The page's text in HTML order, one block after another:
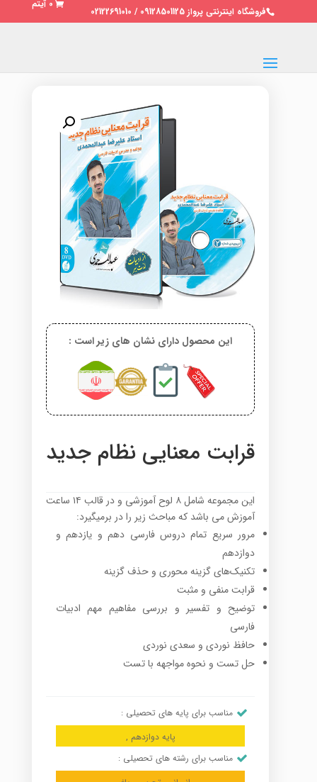
فروشگاه اینترنتی پرواز 09128501125 / 02122691010
0 آیتم
این محصول دارای نشان های زیر است :
قرابت معنایی نظام جدید
این مجموعه شامل ۸ لوح آموزشی و در قالب ۱۴ ساعت
آموزش می باشد که مباحث زیر را در برمیگیرد:
مرور سریع تمام دروس فارسی دهم و یازدهم و
دوازدهم
تکنیک‌‌های گزینه محوری و حذف گزینه‌
قرابت منفی و مثبت
توضیح و تفسیر و بررسی مفاهیم مهم ادبیات
فارسی
حافظ نوردی و سعدی نوردی
حل تست و نحوه مواجهه با تست
مناسب برای پایه های تحصیلی :
پایه دوازدهم ,
مناسب برای رشته های تحصیلی :